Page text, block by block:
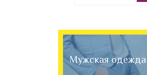
Мужская одежда